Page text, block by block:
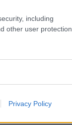
including
other user protection.
Privacy Policy